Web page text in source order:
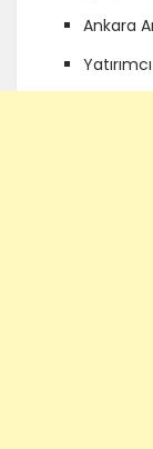
Ankara